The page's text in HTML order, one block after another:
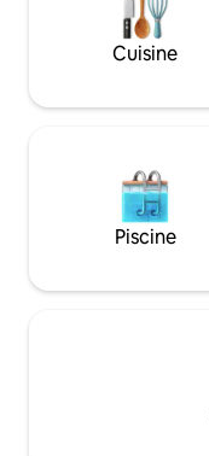
Cuisine
Piscine